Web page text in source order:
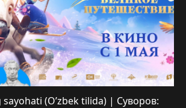
(O’zbek tilida) | Суворов: